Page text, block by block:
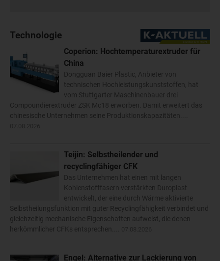
Technologie
Coperion: Hochtemperaturextruder für
China
Dongguan Baier Plastic, Anbieter von
technischen Hochleistungskunststoffen, hat
vom Stuttgarter Maschinenbauer drei
Compoundierextruder ZSK Mc18 erworben. Damit erweitert das
chinesische Unternehmen seine Produktionskapazitäten....
Teijin: Selbstheilender und
recyclingfähiger CFK
Das Unternehmen hat einen mit langen
Kohlenstofffasern verstärkten Duroplast
entwickelt, der eine durch Wärme aktivierte
Selbstheilungsfunktion mit guter Recyclingfähigkeit verbindet und
gleichzeitig mechanische Eigenschaften aufweist, die denen
herkömmlicher CFKs entsprechen....
Engel: Alternative zur Lackierung von